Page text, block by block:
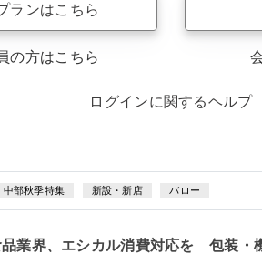
ランはこちら
の方はこちら
ログインに関するヘルプ
中部秋季特集 新設・新店 バロー
業界、エシカル消費対応を 包装・